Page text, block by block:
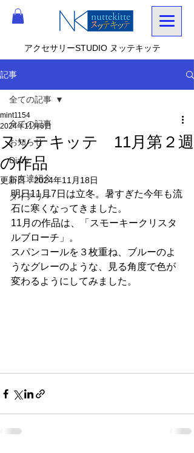
アクセサリーSTUDIO ヌッテキッテ
記事
全ての記事
お知らせ
Diary
お友達紹介
ダイアリー
全ての記事
ヌッテキッテ 11月第２週
の作品
mint1154
2024年11月6日
更新日：2024年11月18日
明日11月7日は立冬。暑すぎた今年も流
石に寒くなってきました。
11月の作品は、「スモーキークリスタ
ルブローチ」。
スパンコールを３枚重ね、ブルーのよ
うなグレーのような、見る角度で色が
変わるようにしてみました。